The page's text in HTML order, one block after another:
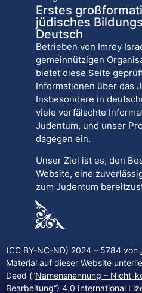
Erstes
jüdisches
Deutsch
Betrieben von Imrey
gemeinnützigen
bietet diese Seite
Informationen über das
Insbesondere in
viele verfälschte
Judentum, und unser
dagegen ein.
Unser Ziel ist es, den
Website, eine
zum Judentum
(CC BY-NC-ND) 2024 – 5784 von
Material auf dieser Website
Deed (“Namensnennung – Nicht-
Bearbeitung“) 4.0 International